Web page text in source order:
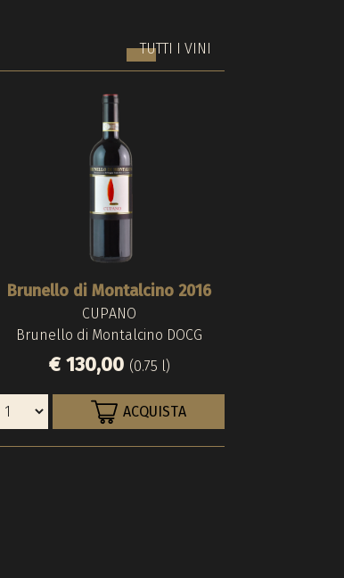
TUTTI I VINI
Brunello di Montalcino 2016
CUPANO
Brunello di Montalcino DOCG
€ 130,00 (0.75 l)
ACQUISTA